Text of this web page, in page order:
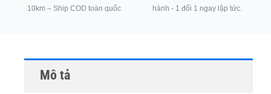
10km – Ship COD toàn quốc
hành - 1 đổi 1 ngay lập tức.
Mô tả